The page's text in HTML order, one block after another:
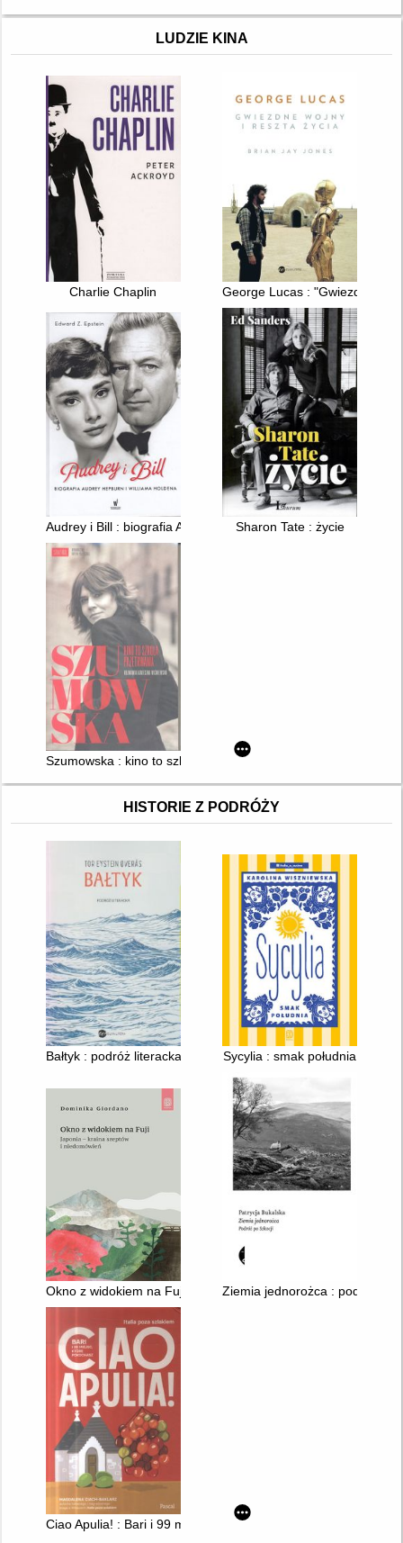
LUDZIE KINA
Charlie Chaplin George Lucas : "Gwiezdne
Audrey i Bill : biografia Audrey Hepburn i Williama Holdena
Sharon Tate : życie
Szumowska : kino to szkoła przetrwania
HISTORIE Z PODRÓŻY
Bałtyk : podróż literacka Sycylia : smak południa
Okno z widokiem na Fuji : Japonia - kraina szeptów i
Ziemia jednorożca : podróż po
Ciao Apulia! : Bari i 99 miejsc, które pokochasz